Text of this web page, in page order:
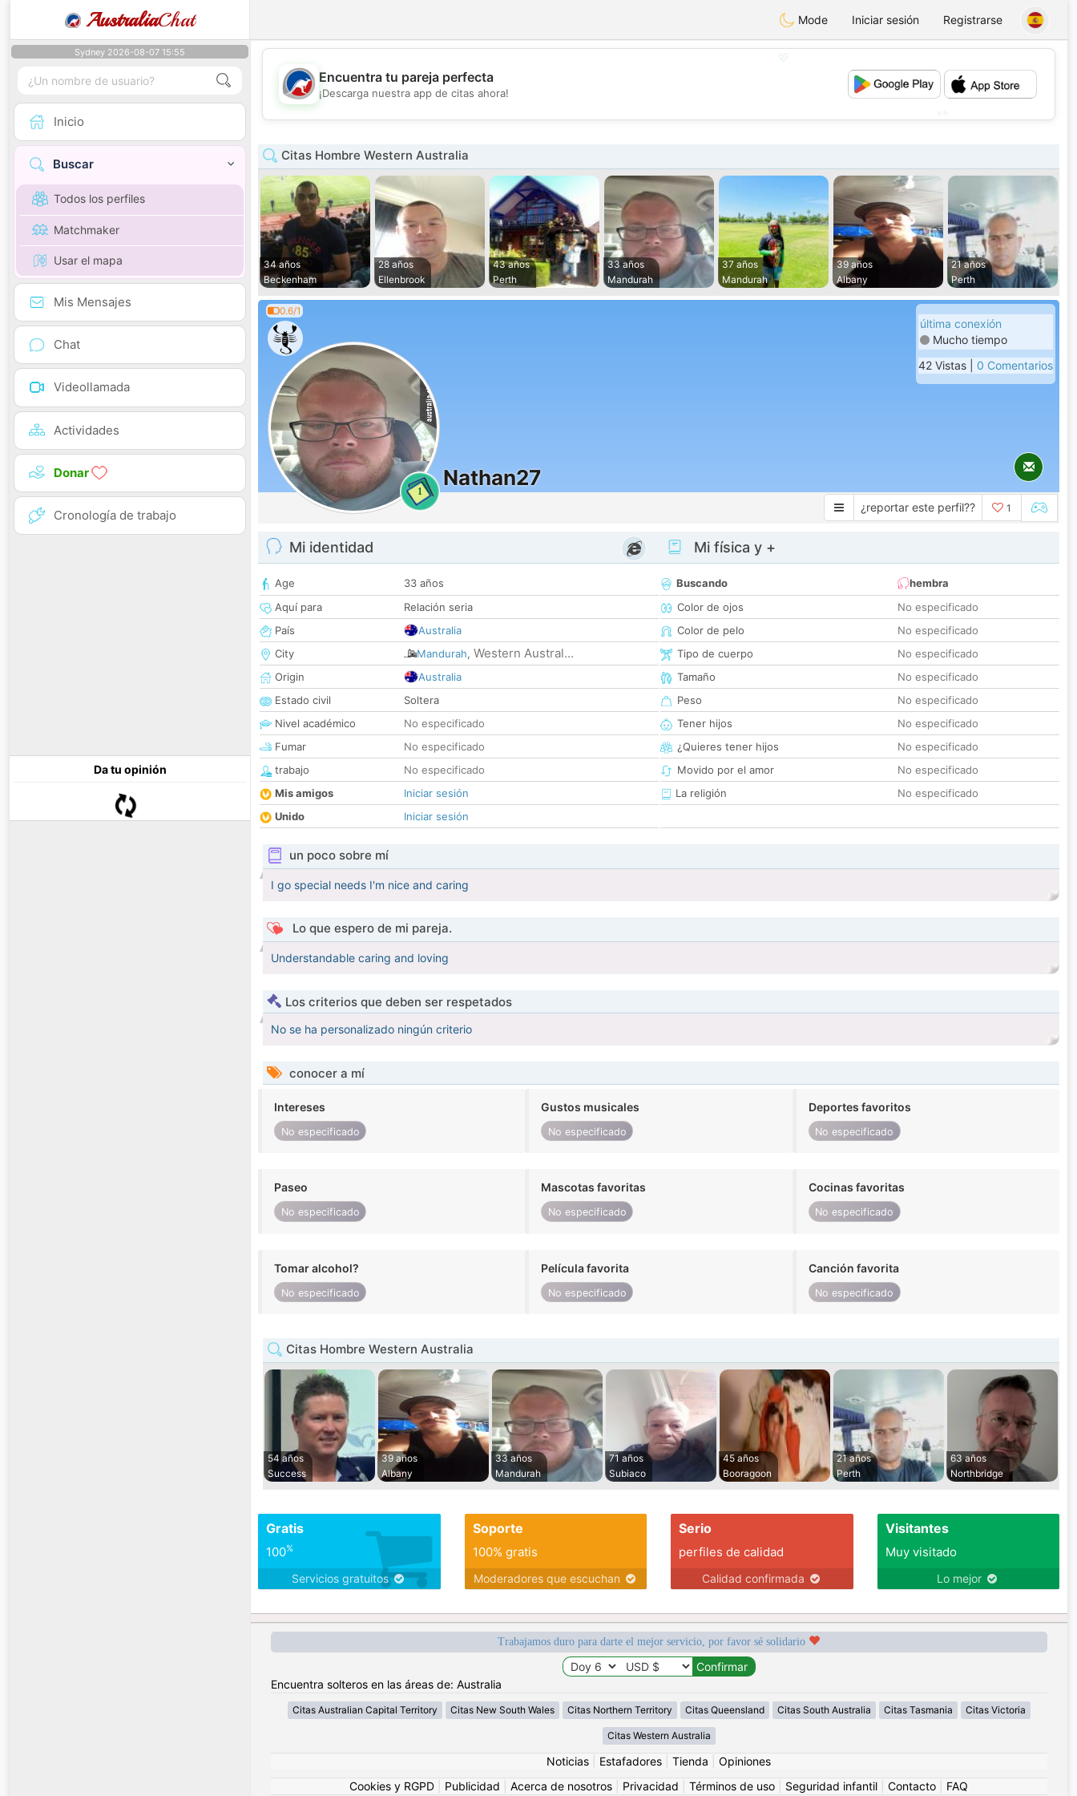
AustraliaChat Mode Iniciar sesión Registrarse
Sydney 2026-08-07 15:55
Inicio
Buscar
Todos los perfiles
Matchmaker
Usar el mapa
Mis Mensajes
Chat
Videollamada
Actividades
Donar
Cronología de trabajo
Da tu opinión
💖
💕
Encuentra tu pareja perfecta
¡Descarga nuestra app de citas ahora!
Citas Hombre Western Australia
34 años
Beckenham
28 años
Ellenbrook
43 años
Perth
33 años
Mandurah
37 años
Mandurah
39 años
Albany
21 años
Perth
0.6/1
1
Nathan27
última conexión
Mucho tiempo
42 Vistas | 0 Comentarios
¿reportar este perfil?? 1
Mi identidad
Age
33 años
Aquí para
Relación seria
País
Australia
City
Mandurah, Western Austral...
Origin
Australia
Estado civil
Soltera
Nivel académico
No especificado
Fumar
No especificado
trabajo
No especificado
Mis amigos
Iniciar sesión
Unido
Iniciar sesión
Mi física y +
Buscando
hembra
Color de ojos
No especificado
Color de pelo
No especificado
Tipo de cuerpo
No especificado
Tamaño
No especificado
Peso
No especificado
Tener hijos
No especificado
¿Quieres tener hijos
No especificado
Movido por el amor
No especificado
La religión
No especificado
un poco sobre mí
I go special needs I'm nice and caring
Lo que espero de mi pareja.
Understandable caring and loving
Los criterios que deben ser respetados
No se ha personalizado ningún criterio
conocer a mí
Intereses
No especificado
Gustos musicales
No especificado
Deportes favoritos
No especificado
Paseo
No especificado
Mascotas favoritas
No especificado
Cocinas favoritas
No especificado
Tomar alcohol?
No especificado
Película favorita
No especificado
Canción favorita
No especificado
Citas Hombre Western Australia
54 años
Success
39 años
Albany
33 años
Mandurah
71 años
Subiaco
45 años
Booragoon
21 años
Perth
63 años
Northbridge
Gratis
100%
Servicios gratuitos
Soporte
100% gratis
Moderadores que escuchan
Serio
perfiles de calidad
Calidad confirmada
Visitantes
Muy visitado
Lo mejor
Trabajamos duro para darte el mejor servicio, por favor sé solidario
Encuentra solteros en las áreas de: Australia
Citas Australian Capital Territory Citas New South Wales Citas Northern Territory Citas Queensland Citas South Australia Citas Tasmania Citas Victoria
Citas Western Australia
Noticias Estafadores Tienda
Opiniones
Cookies y RGPD
Publicidad Acerca de nosotros Privacidad Términos de uso Seguridad infantil Contacto FAQ